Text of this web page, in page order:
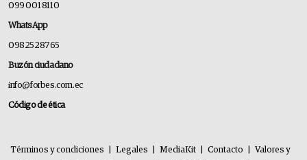
099 001 8110
WhatsApp
0982528765
Buzón ciudadano
info@forbes.com.ec
Código de ética
Términos y condiciones Legales MediaKit Contacto
Valores y